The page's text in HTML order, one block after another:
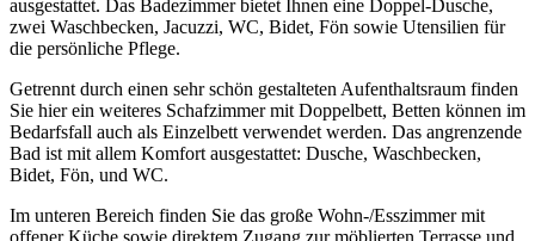
ausgestattet. Das Badezimmer bietet Ihnen eine Doppel-Dusche,
zwei Waschbecken, Jacuzzi, WC, Bidet, Fön sowie Utensilien für
die persönliche Pflege.
Getrennt durch einen sehr schön gestalteten Aufenthaltsraum finden
Sie hier ein weiteres Schafzimmer mit Doppelbett, Betten können im
Bedarfsfall auch als Einzelbett verwendet werden. Das angrenzende
Bad ist mit allem Komfort ausgestattet: Dusche, Waschbecken,
Bidet, Fön, und WC.
Im unteren Bereich finden Sie das große Wohn-/Esszimmer mit